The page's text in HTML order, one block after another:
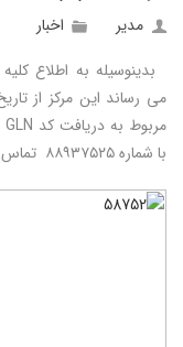
مدیر
اخبار
با شماره ۸۸۹۳۷۵۲۵ تماس حاصل فرمایید.